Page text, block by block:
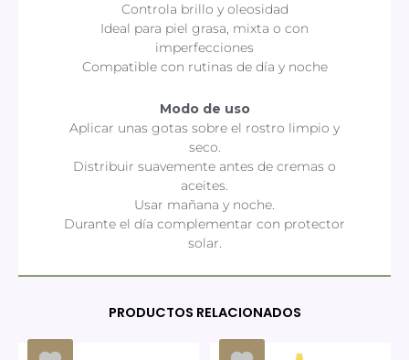
Controla brillo y oleosidad
Ideal para piel grasa, mixta o con
imperfecciones
Compatible con rutinas de día y noche
Modo de uso
Aplicar unas gotas sobre el rostro limpio y
seco.
Distribuir suavemente antes de cremas o
aceites.
Usar mañana y noche.
Durante el día complementar con protector
solar.
PRODUCTOS RELACIONADOS